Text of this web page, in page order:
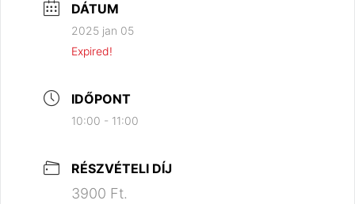
DÁTUM
2025 jan 05
Expired!
IDŐPONT
10:00 - 11:00
RÉSZVÉTELI DÍJ
3900 Ft.